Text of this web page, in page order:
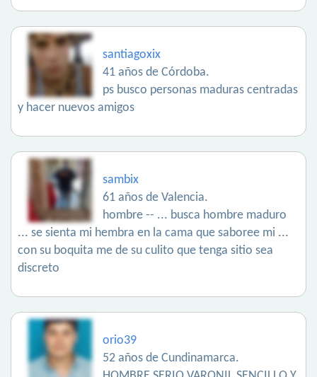
santiagoxix
41 años de Córdoba.
ps busco personas maduras centradas
y hacer nuevos amigos
sambix
61 años de Valencia.
hombre -- ... busca hombre maduro
... se sienta mi hembra en la cama que saboree mi ...
con su boquita me de su culito que tenga sitio sea
discreto
orio39
52 años de Cundinamarca.